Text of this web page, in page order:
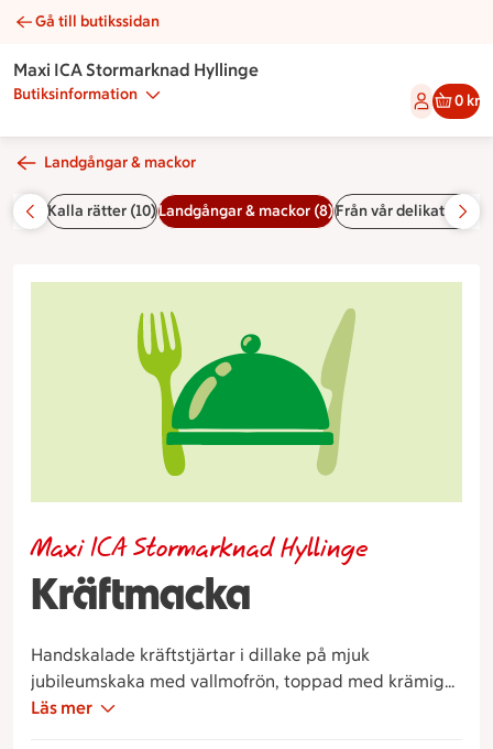
Kräftmacka | Catering Maxi ICA Stormarknad Hyllinge
Gå till butikssidan
Maxi ICA Stormarknad Hyllinge
Butiksinformation 0 kr
Landgångar & mackor
(10) Kalla rätter (10)Landgångar & mackor (8)Från vår delikatess (1)
Kräftmacka
Maxi ICA Stormarknad Hyllinge
Handskalade kräftstjärtar i dillake på mjuk
jubileumskaka med vallmofrön, toppad med krämig
aioli, kokt ägg, fräsch krispsallat, citron och spröda
Läs mer